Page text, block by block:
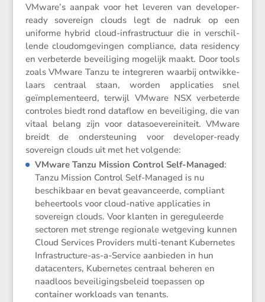
VMware’s aanpak voor het leveren van devel­oper-
ready sovereign clouds legt de nadruk op een
uniforme hybrid cloud-infra­struc­tuur die in verschil­
lende cloudom­ge­vingen compli­ance, data resid­ency
en verbe­terde bevei­li­ging mogelijk maakt. Door tools
zoals VMware Tanzu te integreren waarbij ontwik­ke­
laars centraal staan, worden appli­ca­ties snel
geïmple­men­teerd, terwijl VMware NSX verbe­terde
controles biedt rond dataflow en bevei­li­ging, die van
vitaal belang zijn voor datasoe­ve­rei­ni­teit. VMware
breidt de onder­steu­ning voor devel­oper-ready
sovereign clouds uit met het volgende:
VMware Tanzu Mission Control Self-Managed:
Tanzu Mission Control Self-Managed is nu
beschik­baar en bevat geavan­ceerde, compliant
beheer­tools voor cloud-native appli­ca­ties in
sovereign clouds. Voor klanten in geregu­leerde
sectoren met strenge regio­nale wetge­ving kunnen
Cloud Services Provi­ders multi-tenant Kuber­netes
Infra­struc­ture-as-a-Service aanbieden in hun
datacen­ters, Kuber­netes centraal beheren en
naadloos bevei­li­gings­be­leid toepassen op
container workloads van tenants.